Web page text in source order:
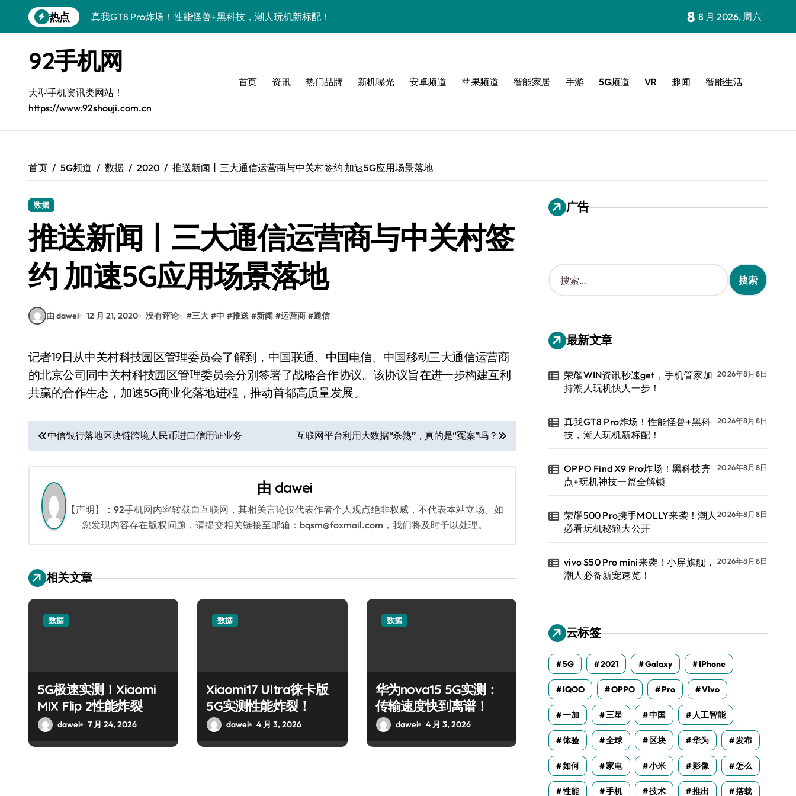
到
热点
真我GT8 Pro炸场！性能怪兽+黑科技，潮人玩机新标配！
荣耀500 Pro携手MOLLY来袭！潮人必看玩机秘籍大公开
vivo S50 Pro mini来袭！小屏旗舰，潮人必备新宠速览！
REDMI K90炸场来袭！性能怪兽+黑科技配置全揭秘
荣耀ROBOT PHONE炸场！手机一握，智能资讯全收割！
iPhone 17e炸场来袭！性能配置大升级，潮人速来围观！
荣耀WIN资讯秒速get，手机管家加持潮人玩机快人一步！
8 8 月 2026, 周六
92手机网
大型手机资讯类网站！
https://www.92shouji.com.cn
首页 资讯 热门品牌 新机曝光 安卓频道 苹果频道 智能家居 手游 5G频道 VR 趣闻 智能生活
首页 5G频道 数据 2020 推送新闻丨三大通信运营商与中关村签约 加速5G应用场景落地
数据
推送新闻丨三大通信运营商与中关村签
约 加速5G应用场景落地
由 dawei 12 月 21, 2020 没有评论 #三大 #中 #推送 #新闻 #运营商 #通信
记者19日从中关村科技园区管理委员会了解到，中国联通、中国电信、中国移动三大通信运营商
的北京公司同中关村科技园区管理委员会分别签署了战略合作协议。该协议旨在进一步构建互利
共赢的合作生态，加速5G商业化落地进程，推动首都高质量发展。
文
章
导
航
中信银行落地区块链跨境人民币进口信用证业务 互联网平台利用大数据“杀熟”，真的是“冤案”吗？
由 dawei
【声明】：92手机网内容转载自互联网，其相关言论仅代表作者个人观点绝非权威，不代表本站立场。如
您发现内容存在版权问题，请提交相关链接至邮箱：bqsm@foxmail.com，我们将及时予以处理。
相关文章
数据
5G极速实测！Xiaomi
MIX Flip 2性能炸裂
dawei 7 月 24, 2026
数据
Xiaomi17 Ultra徕卡版
5G实测性能炸裂！
dawei 4 月 3, 2026
数据
华为nova15 5G实测：
传输速度快到离谱！
dawei 4 月 3, 2026
广告
搜
索
：
最新文章
荣耀WIN资讯秒速get，手机管家加
持潮人玩机快人一步！
2026年8月8日
真我GT8 Pro炸场！性能怪兽+黑科
技，潮人玩机新标配！
2026年8月8日
OPPO Find X9 Pro炸场！黑科技亮
点+玩机神技一篇全解锁
2026年8月8日
荣耀500 Pro携手MOLLY来袭！潮人
必看玩机秘籍大公开
2026年8月8日
vivo S50 Pro mini来袭！小屏旗舰，
潮人必备新宠速览！
2026年8月8日
云标签
5G 2021 Galaxy IPhone
IQOO OPPO Pro Vivo
一加 三星 中国 人工智能
体验 全球 区块 华为 发布
如何 家电 小米 影像 怎么
性能 手机 技术 推出 搭载